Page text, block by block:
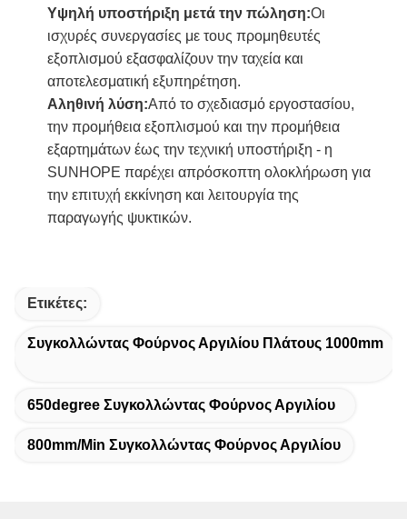
Υψηλή υποστήριξη μετά την πώληση:Οι
ισχυρές συνεργασίες με τους προμηθευτές
εξοπλισμού εξασφαλίζουν την ταχεία και
αποτελεσματική εξυπηρέτηση.
Αληθινή λύση:Από το σχεδιασμό εργοστασίου,
την προμήθεια εξοπλισμού και την προμήθεια
εξαρτημάτων έως την τεχνική υποστήριξη - η
SUNHOPE παρέχει απρόσκοπτη ολοκλήρωση για
την επιτυχή εκκίνηση και λειτουργία της
παραγωγής ψυκτικών.
Ετικέτες:
Συγκολλώντας Φούρνος Αργιλίου Πλάτους 1000mm
650degree Συγκολλώντας Φούρνος Αργιλίου
800mm/Min Συγκολλώντας Φούρνος Αργιλίου